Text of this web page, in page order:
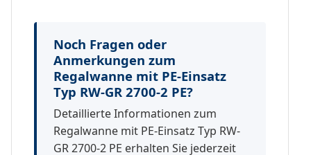
Noch Fragen oder
Anmerkungen zum
Regalwanne mit PE-Einsatz
Typ RW-GR 2700-2 PE?
Detaillierte Informationen zum
Regalwanne mit PE-Einsatz Typ RW-
GR 2700-2 PE erhalten Sie jederzeit